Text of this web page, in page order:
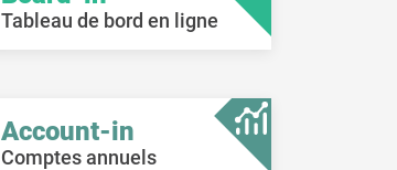
Tableau de bord en ligne
Account-in
Comptes annuels